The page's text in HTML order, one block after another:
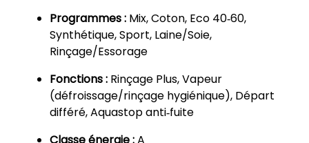
Programmes : Mix, Coton, Eco 40‑60,
Synthétique, Sport, Laine/Soie,
Rinçage/Essorage
Fonctions : Rinçage Plus, Vapeur
(défroissage/rinçage hygiénique), Départ
différé, Aquastop anti‑fuite